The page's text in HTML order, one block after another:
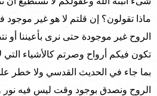
ماذا تقولون؟ إن قلتم لا هو غير موجود
الروح غير موجودة حتى نرى بأعيننا أو
تكون فيكم أرواح وصرتم كالأشياء التي
بما جاء في الحديث القدسي ولا خطر
الروح ونصدق بوجود وقت ليس فيه نور